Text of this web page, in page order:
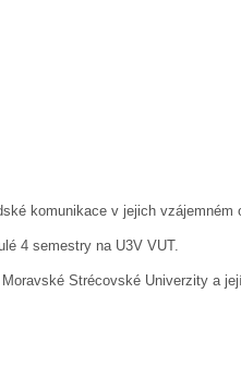
komunikace v jejich vzájemném
4 semestry na U3V VUT.
Strécovské Univerzity a